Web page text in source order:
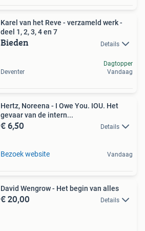
Karel van het Reve - verzameld werk -
deel 1, 2, 3, 4 en 7
Bieden Details
Deventer
Dagtopper
Vandaag
Hertz, Noreena - I Owe You. IOU. Het
gevaar van de intern...
€ 6,50 Details
Bezoek website Vandaag
David Wengrow - Het begin van alles
€ 20,00 Details